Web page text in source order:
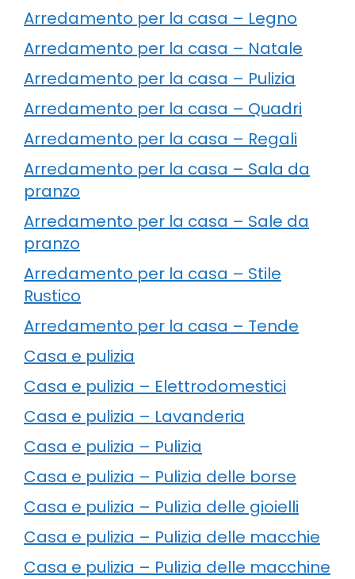
Arredamento per la casa – Legno
Arredamento per la casa – Natale
Arredamento per la casa – Pulizia
Arredamento per la casa – Quadri
Arredamento per la casa – Regali
Arredamento per la casa – Sala da
pranzo
Arredamento per la casa – Sale da
pranzo
Arredamento per la casa – Stile
Rustico
Arredamento per la casa – Tende
Casa e pulizia
Casa e pulizia – Elettrodomestici
Casa e pulizia – Lavanderia
Casa e pulizia – Pulizia
Casa e pulizia – Pulizia delle borse
Casa e pulizia – Pulizia delle gioielli
Casa e pulizia – Pulizia delle macchie
Casa e pulizia – Pulizia delle macchine